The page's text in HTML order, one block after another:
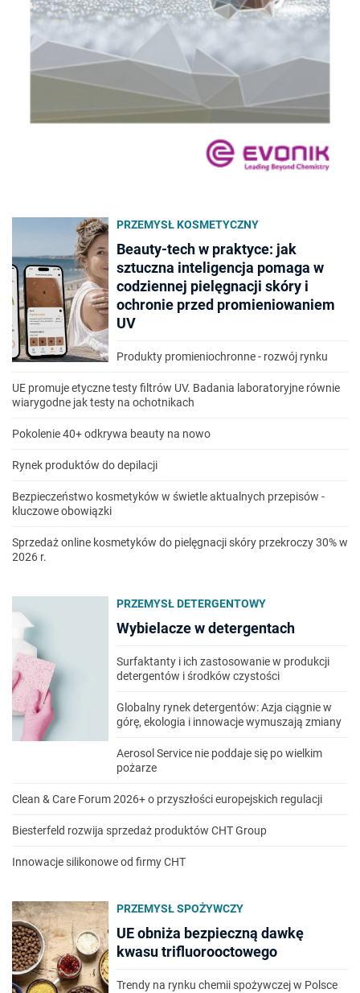
PRZEMYSŁ KOSMETYCZNY
Beauty-tech w praktyce: jak
sztuczna inteligencja pomaga w
codziennej pielęgnacji skóry i
ochronie przed promieniowaniem
UV
Produkty promieniochronne - rozwój rynku
UE promuje etyczne testy filtrów UV. Badania laboratoryjne równie
wiarygodne jak testy na ochotnikach
Pokolenie 40+ odkrywa beauty na nowo
Rynek produktów do depilacji
Bezpieczeństwo kosmetyków w świetle aktualnych przepisów -
kluczowe obowiązki
Sprzedaż online kosmetyków do pielęgnacji skóry przekroczy 30% w
2026 r.
PRZEMYSŁ DETERGENTOWY
Wybielacze w detergentach
Surfaktanty i ich zastosowanie w produkcji
detergentów i środków czystości
Globalny rynek detergentów: Azja ciągnie w
górę, ekologia i innowacje wymuszają zmiany
Aerosol Service nie poddaje się po wielkim
pożarze
Clean & Care Forum 2026+ o przyszłości europejskich regulacji
Biesterfeld rozwija sprzedaż produktów CHT Group
Innowacje silikonowe od firmy CHT
PRZEMYSŁ SPOŻYWCZY
UE obniża bezpieczną dawkę
kwasu trifluorooctowego
Trendy na rynku chemii spożywczej w Polsce